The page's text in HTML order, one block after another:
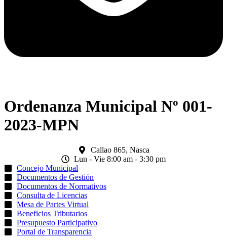
Ordenanza Municipal Nº 001-
2023-MPN
Callao 865, Nasca
Lun - Vie 8:00 am - 3:30 pm
Concejo Municipal
Documentos de Gestión
Documentos de Normativos
Consulta de Licencias
Mesa de Partes Virtual
Beneficios Tributarios
Presupuesto Participativo
Portal de Transparencia